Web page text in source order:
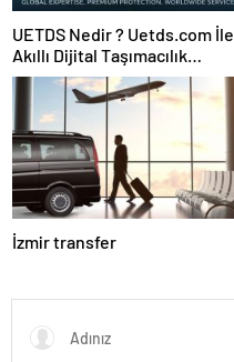
UETDS Nedir ? Uetds.com İle
Akıllı Dijital Taşımacılık
Yazılımı
İzmir transfer